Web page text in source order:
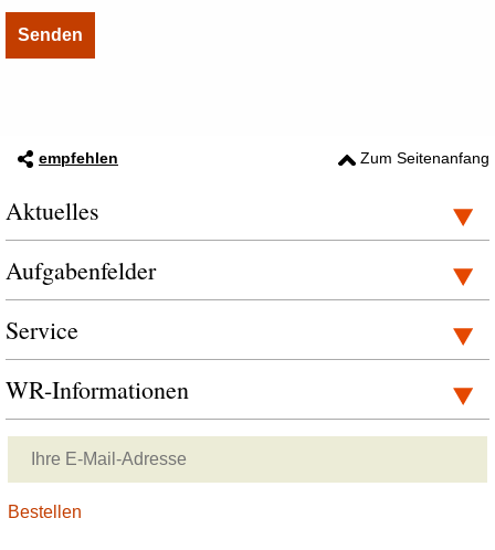
empfehlen Zum Seitenanfang
Aktuelles
Aufgabenfelder
Service
WR-Informationen